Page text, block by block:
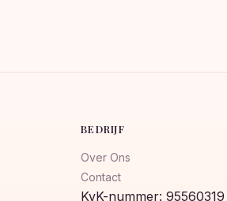
BEDRIJF
Over Ons
Contact
KvK-nummer: 95560319